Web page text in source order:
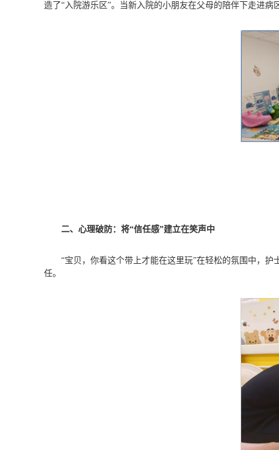
造了“入院游乐区”。当新入院的小朋友在父母的陪伴下走进
二、心理破防：将“信任感”建立在笑声中
“宝贝，你看这个带上才能在这里玩”在轻松的氛围中，
任。